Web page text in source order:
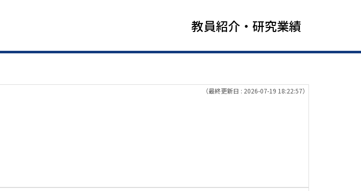
教員紹介・研究業績
（最終更新日 : 2026-07-19 18:22:57）